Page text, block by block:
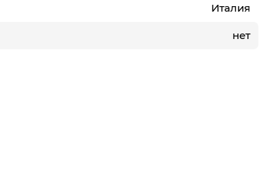
Италия
нет